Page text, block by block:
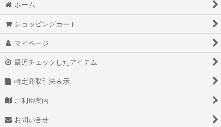
ドライ素材（吸汗速乾）
TB1:タオル地＋単色
TB2:タオル地＋模様
カープたーぼう
クールマックス素材
タオル地-単色
ホーム
ショッピングカート
マイページ
最近チェックしたアイテム
特定商取引法表示
ご利用案内
お問い合せ